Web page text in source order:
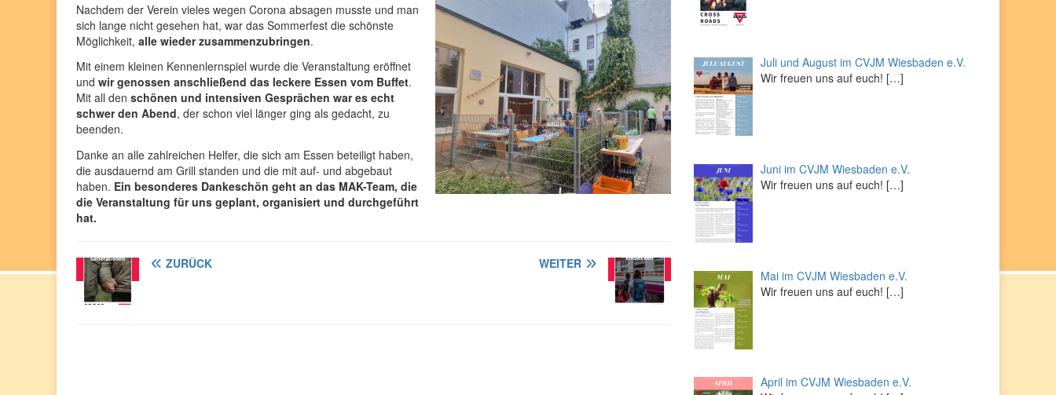
Nachdem der Verein vieles wegen Corona absagen musste und man
sich lange nicht gesehen hat, war das Sommerfest die schönste
Möglichkeit, alle wieder zusammenzubringen.
Mit einem kleinen Kennenlernspiel wurde die Veranstaltung eröffnet
und wir genossen anschließend das leckere Essen vom Buffet.
Mit all den schönen und intensiven Gesprächen war es echt
schwer den Abend, der schon viel länger ging als gedacht, zu
beenden.
Danke an alle zahlreichen Helfer, die sich am Essen beteiligt haben,
die ausdauernd am Grill standen und die mit auf- und abgebaut
haben. Ein besonderes Dankeschön geht an das MAK-Team, die
die Veranstaltung für uns geplant, organisiert und durchgeführt
hat.
ZURÜCK WEITER
Juli und August im CVJM Wiesbaden e.V.
Wir freuen uns auf euch! […]
Juni im CVJM Wiesbaden e.V.
Wir freuen uns auf euch! […]
Mai im CVJM Wiesbaden e.V.
Wir freuen uns auf euch! […]
April im CVJM Wiesbaden e.V.